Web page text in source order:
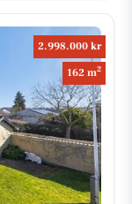
2.998.000 kr
162 m2